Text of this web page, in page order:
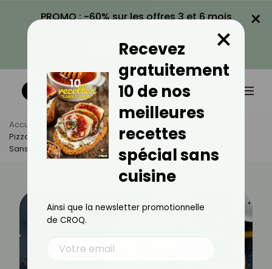
PROMO : -60% sur les offres 3 et 6 mois
VOIR LA PROMO
×
Accueil Actus
Recettes
Pizza De Pommes De Terre : La Recette Ultra Tendance (et
Sans Pâte) À Décliner Selon Vos Envies
Recevez
gratuitement
10 de nos
meilleures
recettes
spécial sans
cuisine
×
Ainsi que la newsletter promotionnelle
de CROQ.